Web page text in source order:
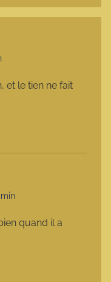
et le tien ne fait
quand il a